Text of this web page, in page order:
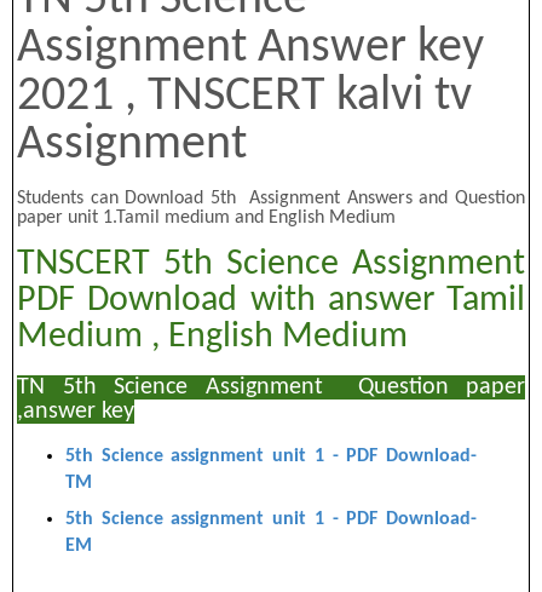
Assignment Answer key
2021 , TNSCERT kalvi tv
Assignment
Students can Download 5th Assignment Answers and Question
paper unit 1.Tamil medium and English Medium
TNSCERT 5th Science Assignment
PDF Download with answer Tamil
Medium , English Medium
TN 5th Science Assignment Question paper
,answer key
5th Science assignment unit 1 - PDF Download-
TM
5th Science assignment unit 1 - PDF Download-
EM